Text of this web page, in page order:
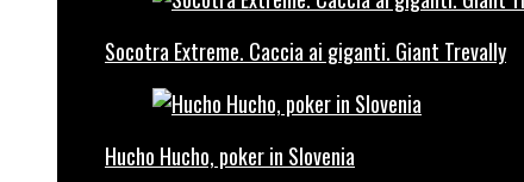
Socotra Extreme. Caccia ai giganti. Giant Trevally
Hucho Hucho, poker in Slovenia